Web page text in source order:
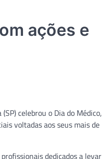
ações e
celebrou o Dia do Médico,
voltadas aos seus mais de
dedicados a levar